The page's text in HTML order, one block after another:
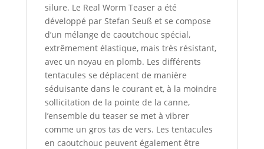
silure. Le Real Worm Teaser a été
développé par Stefan Seuß et se compose
d’un mélange de caoutchouc spécial,
extrêmement élastique, mais très résistant,
avec un noyau en plomb. Les différents
tentacules se déplacent de manière
séduisante dans le courant et, à la moindre
sollicitation de la pointe de la canne,
l’ensemble du teaser se met à vibrer
comme un gros tas de vers. Les tentacules
en caoutchouc peuvent également être